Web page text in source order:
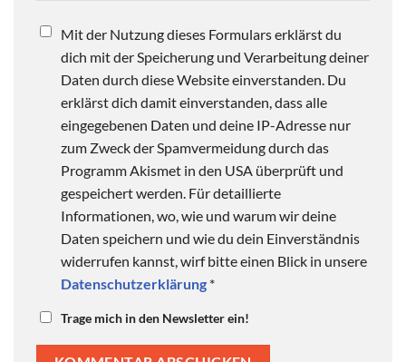
Mit der Nutzung dieses Formulars erklärst du
dich mit der Speicherung und Verarbeitung deiner
Daten durch diese Website einverstanden. Du
erklärst dich damit einverstanden, dass alle
eingegebenen Daten und deine IP-Adresse nur
zum Zweck der Spamvermeidung durch das
Programm Akismet in den USA überprüft und
gespeichert werden. Für detaillierte
Informationen, wo, wie und warum wir deine
Daten speichern und wie du dein Einverständnis
widerrufen kannst, wirf bitte einen Blick in unsere
Datenschutzerklärung *
Trage mich in den Newsletter ein!